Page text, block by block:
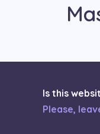
Is this
Please,